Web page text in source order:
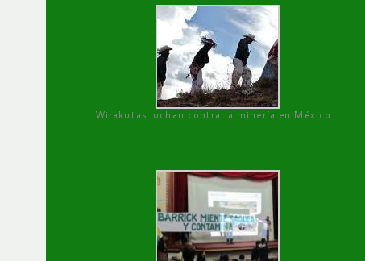
Wirakutas luchan contra la minería en México